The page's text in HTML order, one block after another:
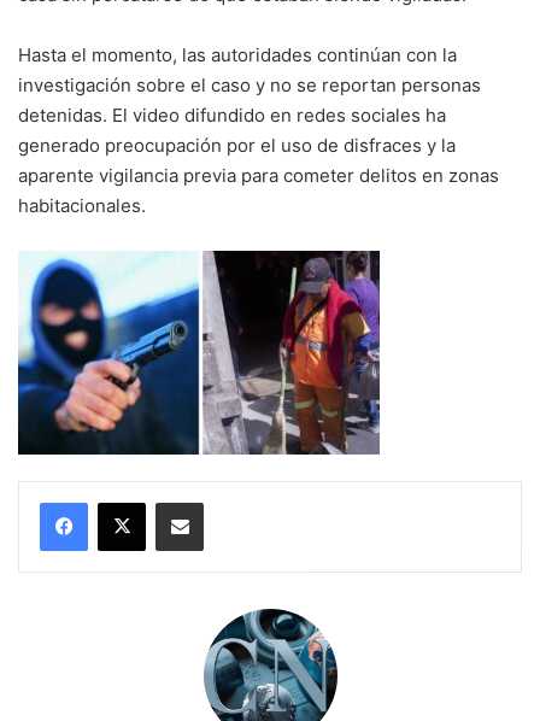
Hasta el momento, las autoridades continúan con la
investigación sobre el caso y no se reportan personas
detenidas. El video difundido en redes sociales ha
generado preocupación por el uso de disfraces y la
aparente vigilancia previa para cometer delitos en zonas
habitacionales.
Compartir por correo electrónico